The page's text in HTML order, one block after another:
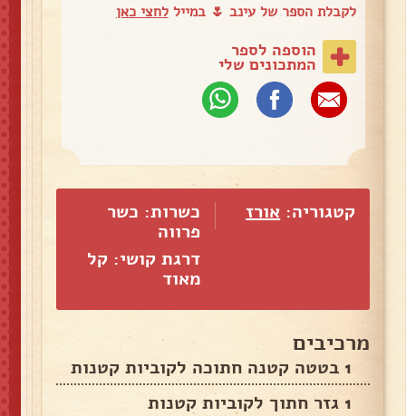
לקבלת הספר של עינב 🌷 במייללחצי כאן
הוספה לספר
המתכונים שלי
קטגוריה: אורז
כשרות: כשר
פרווה
דרגת קושי: קל
מאוד
מרכיבים
1 בטטה קטנה חתוכה לקוביות קטנות
1 גזר חתוך לקוביות קטנות